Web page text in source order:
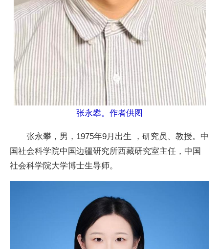
张永攀。作者供图
张永攀，男，1975年9月出生 ，研究员、教授。中
国社会科学院中国边疆研究所西藏研究室主任，中国
社会科学院大学博士生导师。